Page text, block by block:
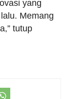
yang
Memang
tutup